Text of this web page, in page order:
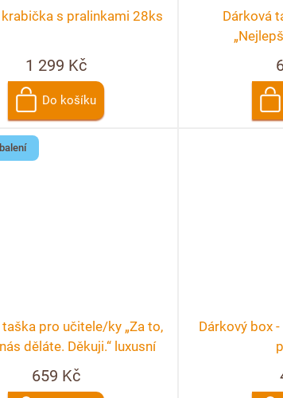
krabička s pralinkami 28ks
1 299 Kč
Do košíku
Dárková
taška pro učitele/ky „Za to,
děláte. Děkuji.“ luxusní
659 Kč
Dárkový box